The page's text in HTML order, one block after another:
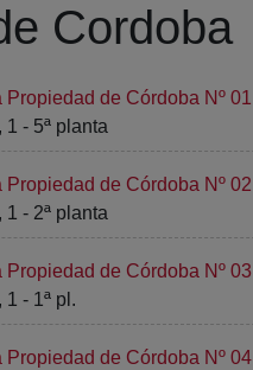
Cordoba
Propiedad de Córdoba Nº 01
- 5ª planta
Propiedad de Córdoba Nº 02
- 2ª planta
Propiedad de Córdoba Nº 03
- 1ª pl.
Propiedad de Córdoba Nº 04